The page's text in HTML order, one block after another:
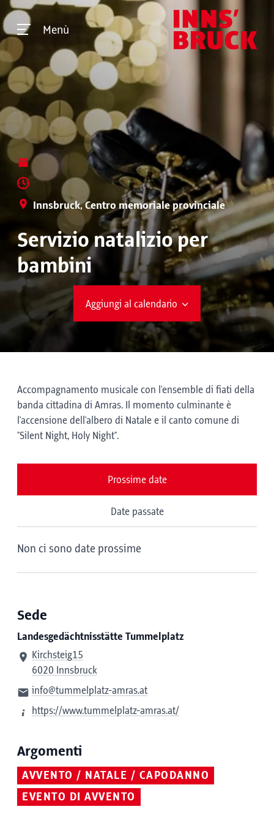
Menù
Innsbruck, Centro memoriale provinciale
Servizio natalizio per
bambini
Aggiungi al calendario
Accompagnamento musicale con l'ensemble di fiati della
banda cittadina di Amras. Il momento culminante è
l'accensione dell'albero di Natale e il canto comune di
"Silent Night, Holy Night".
Prossime date
Date passate
Non ci sono date prossime
Sede
Landesgedächtnisstätte Tummelplatz
Kirchsteig15
6020 Innsbruck
info@tummelplatz-amras.at
https://www.tummelplatz-amras.at/
Argomenti
AVVENTO / NATALE / CAPODANNO
EVENTO DI AVVENTO